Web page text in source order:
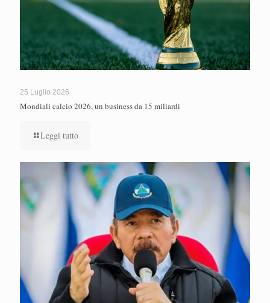
25 Luglio 2026
Mondiali calcio 2026, un business da 15 miliardi
Leggi tutto